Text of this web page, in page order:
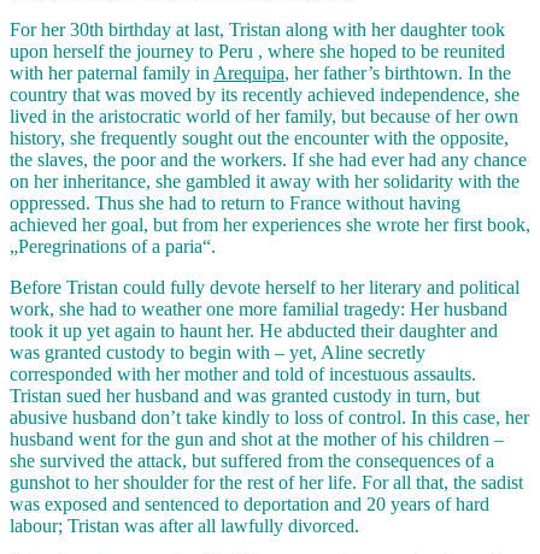
For her 30th birthday at last, Tristan along with her daughter took
upon herself the journey to Peru , where she hoped to be reunited
with her paternal family in Arequipa, her father’s birthtown. In the
country that was moved by its recently achieved independence, she
lived in the aristocratic world of her family, but because of her own
history, she frequently sought out the encounter with the opposite,
the slaves, the poor and the workers. If she had ever had any chance
on her inheritance, she gambled it away with her solidarity with the
oppressed. Thus she had to return to France without having
achieved her goal, but from her experiences she wrote her first book,
„Peregrinations of a paria“.
Before Tristan could fully devote herself to her literary and political
work, she had to weather one more familial tragedy: Her husband
took it up yet again to haunt her. He abducted their daughter and
was granted custody to begin with – yet, Aline secretly
corresponded with her mother and told of incestuous assaults.
Tristan sued her husband and was granted custody in turn, but
abusive husband don’t take kindly to loss of control. In this case, her
husband went for the gun and shot at the mother of his children –
she survived the attack, but suffered from the consequences of a
gunshot to her shoulder for the rest of her life. For all that, the sadist
was exposed and sentenced to deportation and 20 years of hard
labour; Tristan was after all lawfully divorced.